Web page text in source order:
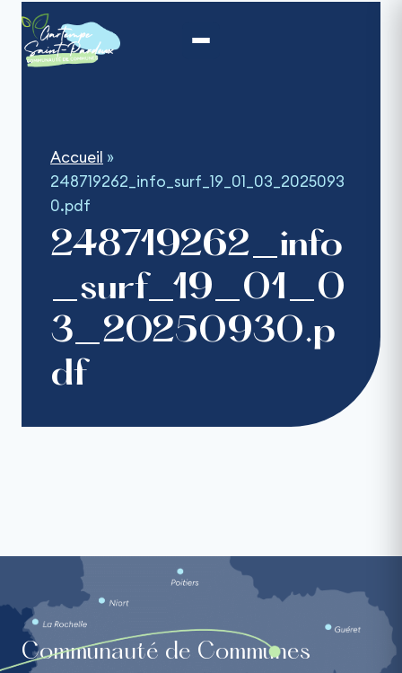
contenu
Accueil »
248719262_info_surf_19_01_03_2025093
0.pdf
248719262_info
_surf_19_01_0
3_20250930.p
df
Communauté de Communes